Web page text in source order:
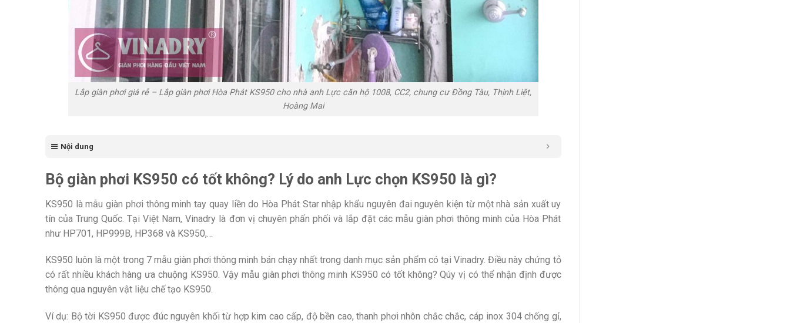
Lắp giàn phơi giá rẻ – Lắp giàn phơi Hòa Phát KS950 cho nhà anh Lực căn hộ 1008, CC2, chung cư Đồng Tàu, Thịnh Liệt,
Hoàng Mai
Nội dung
Bộ giàn phơi KS950 có tốt không? Lý do anh Lực chọn KS950 là gì?
KS950 là mẫu giàn phơi thông minh tay quay liền do Hòa Phát Star nhập khẩu nguyên đai nguyên kiện từ một nhà sản xuất uy
tín của Trung Quốc. Tại Việt Nam, Vinadry là đơn vị chuyên phấn phối và lắp đặt các mẫu giàn phơi thông minh của Hòa Phát
như HP701, HP999B, HP368 và KS950,…
KS950 luôn là một trong 7 mẫu giàn phơi thông minh bán chạy nhất trong danh mục sản phẩm có tại Vinadry. Điều này chứng tỏ
có rất nhiều khách hàng ưa chuộng KS950. Vậy mẫu giàn phơi thông minh KS950 có tốt không? Qúy vị có thể nhận định được
thông qua nguyên vật liệu chế tạo KS950.
Ví dụ: Bộ tời KS950 được đúc nguyên khối từ hợp kim cao cấp, độ bền cao, thanh phơi nhôn chắc chắc, cáp inox 304 chống gỉ,